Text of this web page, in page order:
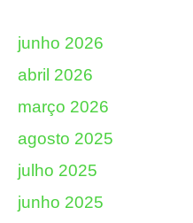
junho 2026
abril 2026
março 2026
agosto 2025
julho 2025
junho 2025